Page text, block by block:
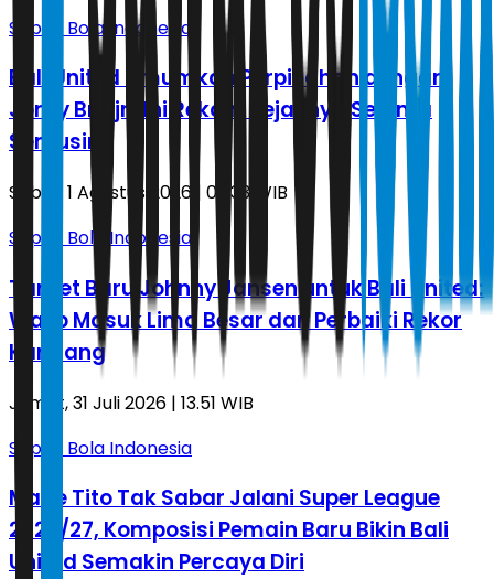
Sepak Bola Indonesia
Bali United Umumkan Perpisahan dengan
Jordy Bruijn, Ini Rekam Jejaknya Selama
Semusim
Sabtu, 1 Agustus 2026 | 03.33 WIB
Sepak Bola Indonesia
Target Baru Johnny Jansen untuk Bali United:
Wajib Masuk Lima Besar dan Perbaiki Rekor
Kandang
Jumat, 31 Juli 2026 | 13.51 WIB
Sepak Bola Indonesia
Made Tito Tak Sabar Jalani Super League
2026/27, Komposisi Pemain Baru Bikin Bali
United Semakin Percaya Diri